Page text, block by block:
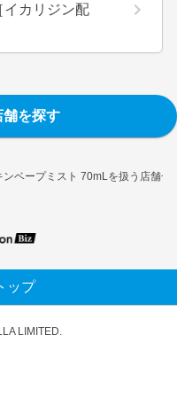
ンベープミスト 70mLを扱う店舗一
イカリジン配
舗を探す
ップ
LIMITED.